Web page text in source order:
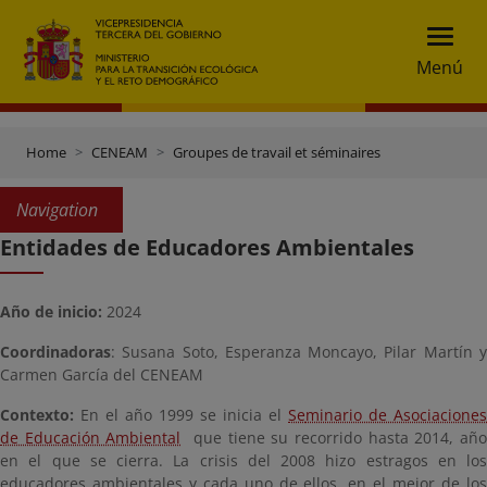
Menú
Home CENEAM Groupes de travail et séminaires
Navigation
Entidades de Educadores Ambientales
Año de inicio: 2024
Coordinadoras: Susana Soto, Esperanza Moncayo, Pilar Martín y
Carmen García del CENEAM
Contexto: En el año 1999 se inicia el Seminario de Asociaciones
de Educación Ambiental que tiene su recorrido hasta 2014, año
en el que se cierra. La crisis del 2008 hizo estragos en los